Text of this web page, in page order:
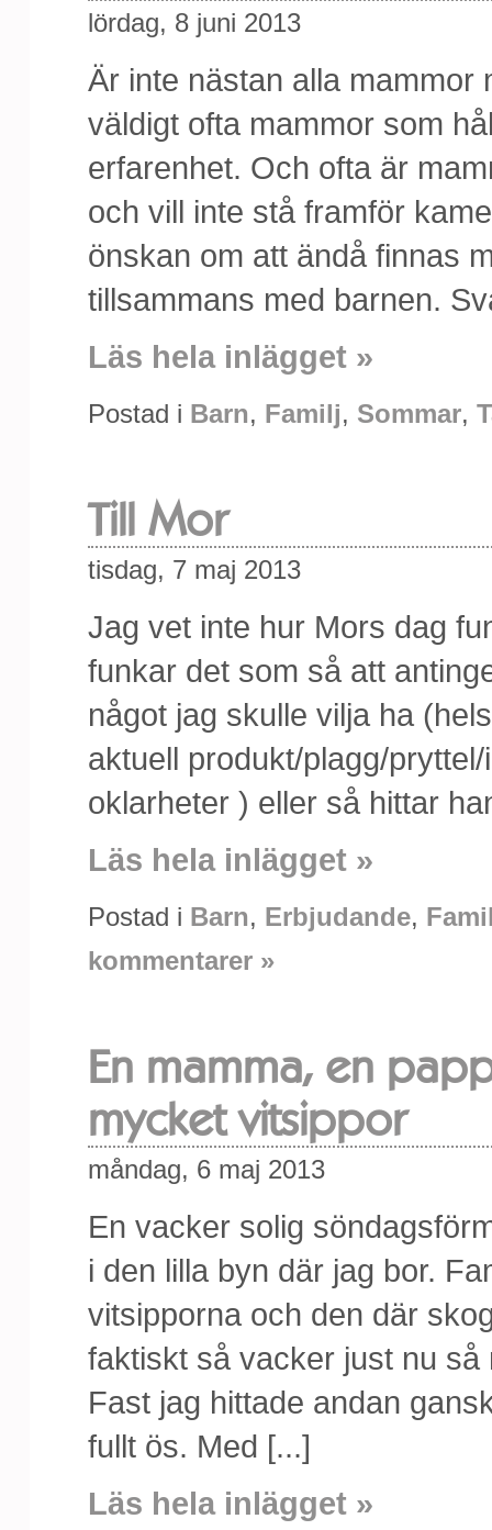
lördag, 8 juni 2013
Är inte nästan alla mammor
väldigt ofta mammor som
erfarenhet. Och ofta är
och vill inte stå framför
önskan om att ändå finnas
tillsammans med barnen.
Läs hela inlägget »
Postad i Barn, Familj, Sommar,
Till Mor
tisdag, 7 maj 2013
Jag vet inte hur Mors dag
funkar det som så att
något jag skulle vilja ha
aktuell produkt/plagg/
oklarheter ) eller så hittar
Läs hela inlägget »
Postad i Barn, Erbjudande,
kommentarer »
En mamma, en
mycket vitsippor
måndag, 6 maj 2013
En vacker solig
i den lilla byn där jag bor.
vitsipporna och den där
faktiskt så vacker just nu
Fast jag hittade andan
fullt ös. Med [...]
Läs hela inlägget »